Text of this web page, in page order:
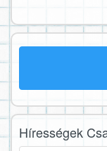
Hírességek